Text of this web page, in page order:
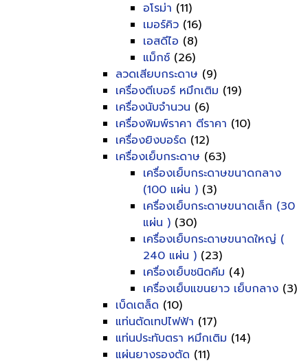
อโรม่า (11)
เมอร์คิว (16)
เอสดีไอ (8)
แม็กซ์ (26)
ลวดเสียบกระดาษ (9)
เครื่องตีเบอร์ หมึกเติม (19)
เครื่องนับจำนวน (6)
เครื่องพิมพ์ราคา ตีราคา (10)
เครื่องยิงบอร์ด (12)
เครื่องเย็บกระดาษ (63)
เครื่องเย็บกระดาษขนาดกลาง
(100 แผ่น ) (3)
เครื่องเย็บกระดาษขนาดเล็ก (30
แผ่น ) (30)
เครื่องเย็บกระดาษขนาดใหญ่ (
240 แผ่น ) (23)
เครื่องเย็บชนิดคีม (4)
เครื่องเย็บแขนยาว เย็บกลาง (3)
เบ็ดเตล็ด (10)
แท่นตัดเทปไฟฟ้า (17)
แท่นประทับตรา หมึกเติม (14)
แผ่นยางรองตัด (11)